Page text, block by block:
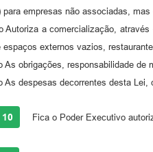
para empresas não associadas,
Autoriza a comercialização,
espaços externos vazios,
As obrigações, responsabilidade de
As despesas decorrentes desta Lei,
Fica o Poder Executivo